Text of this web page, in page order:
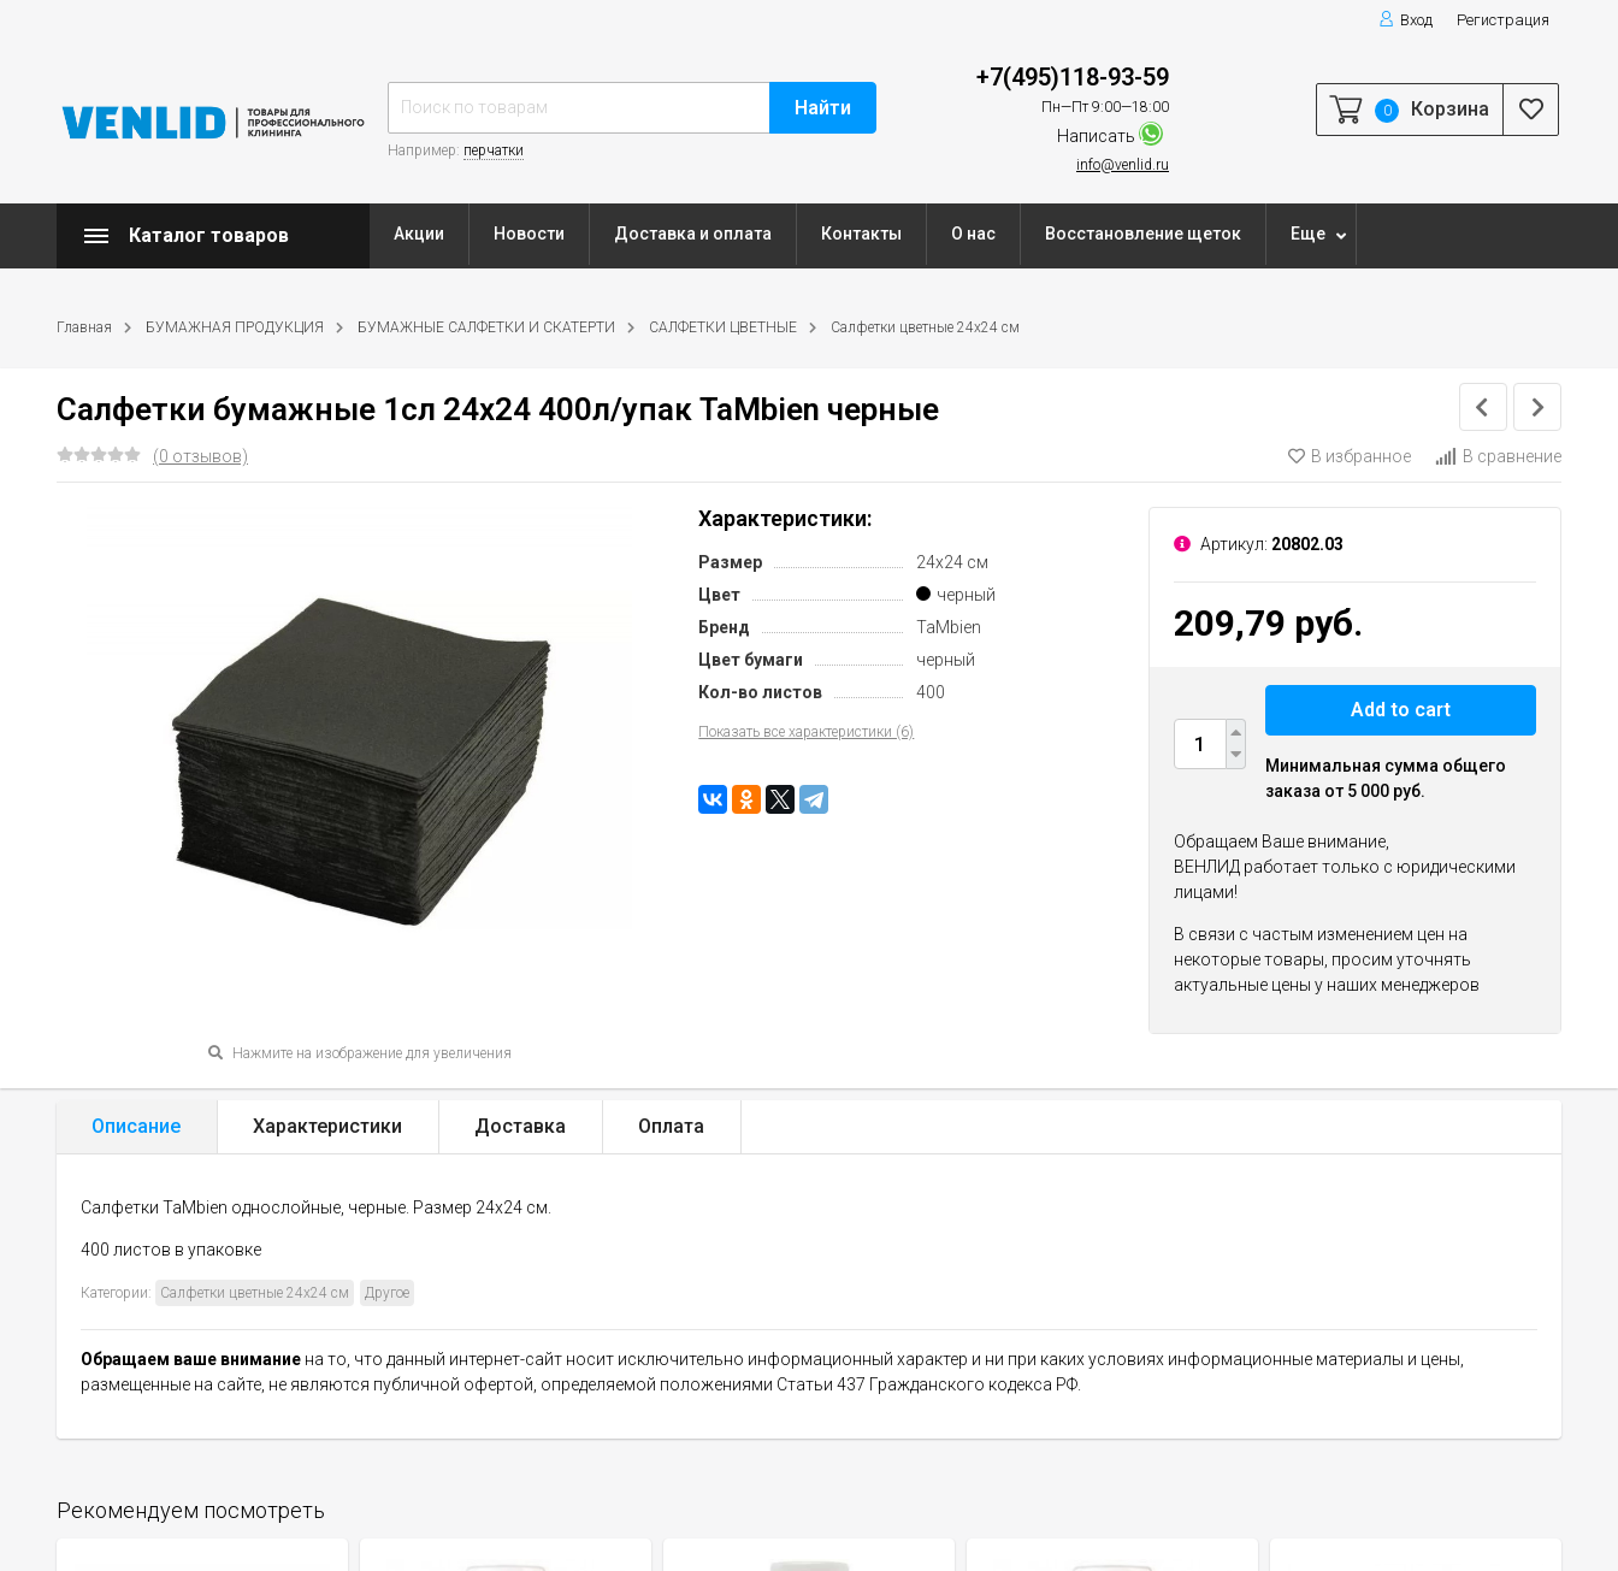
Вход Регистрация
Найти
Например: перчатки
+7(495)118-93-59
Пн—Пт 9:00—18:00
Написать
info@venlid.ru
0 Корзина
Каталог товаров Акции Новости Доставка и оплата Контакты О нас Восстановление щеток Еще
Главная БУМАЖНАЯ ПРОДУКЦИЯ БУМАЖНЫЕ САЛФЕТКИ И СКАТЕРТИ САЛФЕТКИ ЦВЕТНЫЕ Салфетки цветные 24х24 см
Салфетки бумажные 1сл 24х24 400л/упак TaMbien черные
(0 отзывов) В избранное В сравнение
Нажмите на изображение для увеличения
Характеристики:
Размер
24х24 см
Цвет
черный
Бренд
TaMbien
Цвет бумаги
черный
Кол-во листов
400
Показать все характеристики (6)
Артикул: 20802.03
209,79 руб.
Add to cart
Минимальная сумма общего
заказа от 5 000 руб.
Обращаем Ваше внимание,
ВЕНЛИД работает только с юридическими
лицами!
В связи с частым изменением цен на
некоторые товары, просим уточнять
актуальные цены у наших менеджеров
Описание Характеристики Доставка Оплата
Салфетки TaMbien однослойные, черные. Размер 24x24 см.
400 листов в упаковке
Категории: Салфетки цветные 24х24 см Другое
Обращаем ваше внимание на то, что данный интернет-сайт носит исключительно информационный характер и ни при каких условиях информационные материалы и цены,
размещенные на сайте, не являются публичной офертой, определяемой положениями Статьи 437 Гражданского кодекса РФ.
Рекомендуем посмотреть